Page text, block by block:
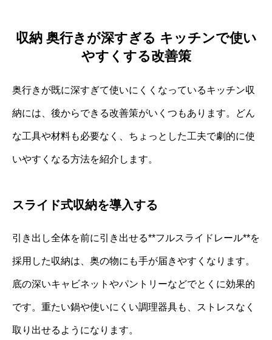
収納 奥行きが深すぎる キッチンで使い
やすくする改善策
奥行きが既に深すぎて使いにくくなっているキッチン収
納には、後からできる改善策がいくつもあります。どん
な工具や材料も必要なく、ちょっとした工夫で劇的に使
いやすくなる方法を紹介します。
スライド式収納を導入する
引き出し全体を前に引き出せる**フルスライドレール**を
採用した収納は、奥の物にも手が届きやすくなります。
底の深いキャビネットやパントリーなどでとくに効果的
です。重たい鍋や使いにくい調理器具も、ストレスなく
取り出せるようになります。